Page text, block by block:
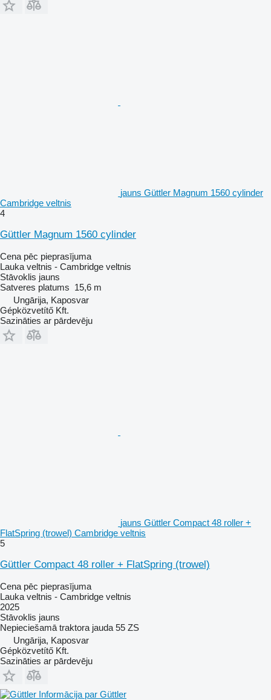
jauns Güttler Magnum 1560 cylinder
Cambridge veltnis
4
Güttler Magnum 1560 cylinder
Cena pēc pieprasījuma
Lauka veltnis - Cambridge veltnis
Stāvoklis jauns
Satveres platums 15,6 m
Ungārija, Kaposvar
Gépközvetítő Kft.
Sazināties ar pārdevēju
jauns Güttler Compact 48 roller +
FlatSpring (trowel) Cambridge veltnis
5
Güttler Compact 48 roller + FlatSpring (trowel)
Cena pēc pieprasījuma
Lauka veltnis - Cambridge veltnis
2025
Stāvoklis jauns
Nepieciešamā traktora jauda 55 ZS
Ungārija, Kaposvar
Gépközvetítő Kft.
Sazināties ar pārdevēju
Informācija par Güttler